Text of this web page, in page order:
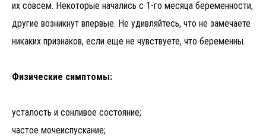
их совсем. Некоторые начались с 1-го месяца беременности,
другие возникнут впервые. Не удивляйтесь, что не замечаете
никаких признаков, если еще не чувствуете, что беременны.
Физические симптомы:
усталость и сонливое состояние;
частое мочеиспускание;